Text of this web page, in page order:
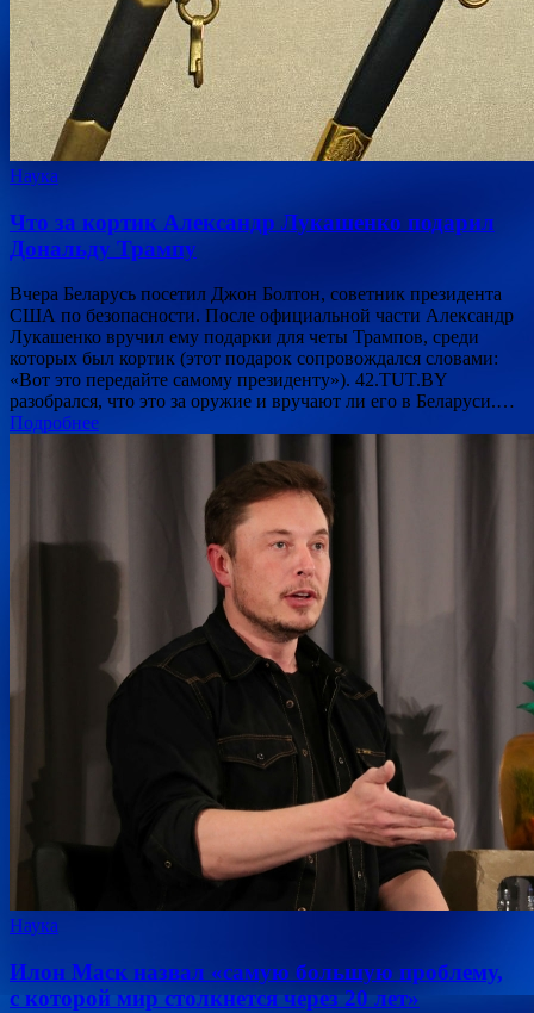
Наука
Что за кортик Александр Лукашенко подарил
Дональду Трампу
Вчера Беларусь посетил Джон Болтон, советник президента
США по безопасности. После официальной части Александр
Лукашенко вручил ему подарки для четы Трампов, среди
которых был кортик (этот подарок сопровождался словами:
«Вот это передайте самому президенту»). 42.TUT.BY
разобрался, что это за оружие и вручают ли его в Беларуси.…
Подробнее
Наука
Илон Маск назвал «самую большую проблему,
с которой мир столкнется через 20 лет»